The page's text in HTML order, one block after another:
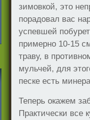
зимовкой, это
порадовал вас
успевшей
примерно 10-15
траву, в
мульчей, для
песке есть
Теперь окажем
Практически все